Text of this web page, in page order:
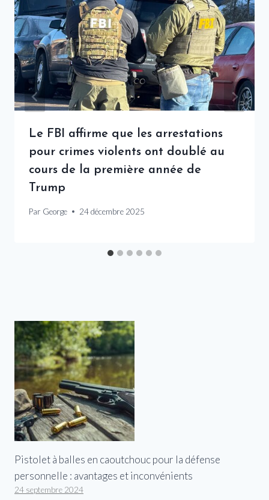
Le FBI affirme que les arrestations
pour crimes violents ont doublé au
cours de la première année de
Trump
Par George 24 décembre 2025
Pistolet à balles en caoutchouc pour la défense
personnelle : avantages et inconvénients
24 septembre 2024